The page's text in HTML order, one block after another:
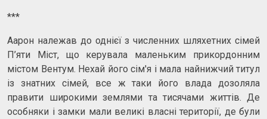
***
Аарон належав до однієї з численних шляхетних сімей
П’яти Міст, що керувала маленьким прикордонним
містом Вентум. Нехай його сім'я і мала найнижчий титул
із знатних сімей, все ж таки його влада дозоляла
правити широкими землями та тисячами життів. Де
особняки і замки мали великі власні території, де були